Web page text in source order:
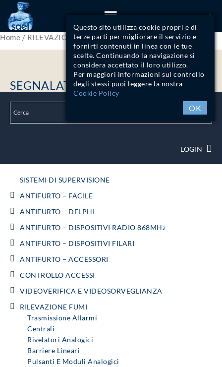
Questo sito utilizza cookie propri e di
terze parti per migliorare il servizio e
fornirti contenuti in linea con le tue
scelte. Continuando la navigazione si
considera accettato il loro utilizzo.
Per maggiori informazioni sul controllo
degli stessi puoi leggere la nostra
Cookie Policy
OK
Home / RILEVAZIONE FUMI/ Segnalatori Ottico Acustici
SEGNALATORI OTTICO ACUSTICI
LOGIN
SISTEMI DI SUPERVISIONE
ANTIFURTO – FACILE
ANTIFURTO – DELPHI
ANTIFURTO – DISPOSITIVI RADIO 868MHz
ANTIFURTO – DISPOSITIVI FILARI
ANTIFURTO – ACCESSORI
CONTROLLO ACCESSI
VIDEOVERIFICA E VIDEOSORVEGLIANZA
RILEVAZIONE FUMI
Trasmissione Allarmi
Centrali
Rivelatori Analogici
Barriere Lineari
Pulsanti E Moduli Analogici